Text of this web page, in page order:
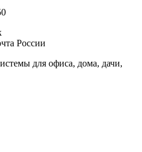
для офиса, дома, дачи,